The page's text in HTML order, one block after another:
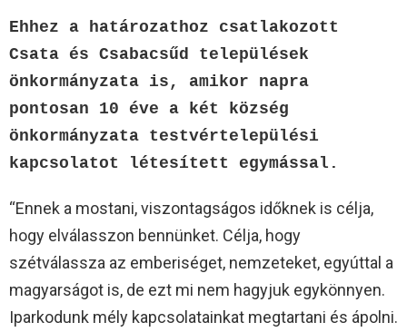
Ehhez a határozathoz csatlakozott
Csata és Csabacsűd települések
önkormányzata is, amikor napra
pontosan 10 éve a két község
önkormányzata testvértelepülési
kapcsolatot létesített egymással.
“Ennek a mostani, viszontagságos időknek is célja,
hogy elválasszon bennünket. Célja, hogy
szétválassza az emberiséget, nemzeteket, egyúttal a
magyarságot is, de ezt mi nem hagyjuk egykönnyen.
Iparkodunk mély kapcsolatainkat megtartani és ápolni.